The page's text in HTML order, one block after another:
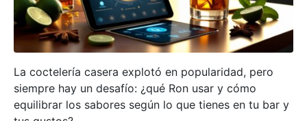
La coctelería casera explotó en popularidad, pero
siempre hay un desafío: ¿qué Ron usar y cómo
equilibrar los sabores según lo que tienes en tu bar y